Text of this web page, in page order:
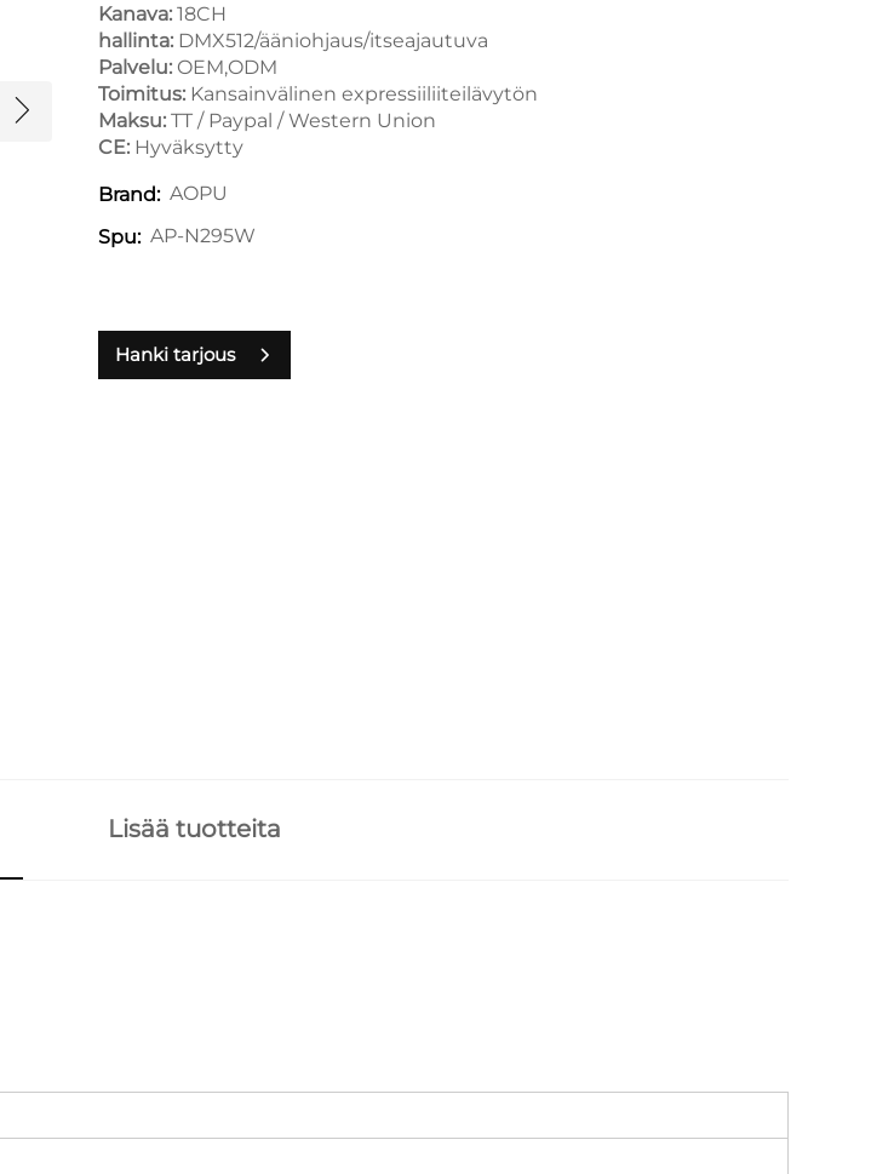
Kanava: 18CH
hallinta: DMX512/ääniohjaus/itseajautuva
Palvelu: OEM,ODM
Toimitus: Kansainvälinen expressiiliiteilävytön
Maksu: TT / Paypal / Western Union
CE: Hyväksytty
Brand: AOPU
Spu: AP-N295W
Hanki tarjous
Lisää tuotteita